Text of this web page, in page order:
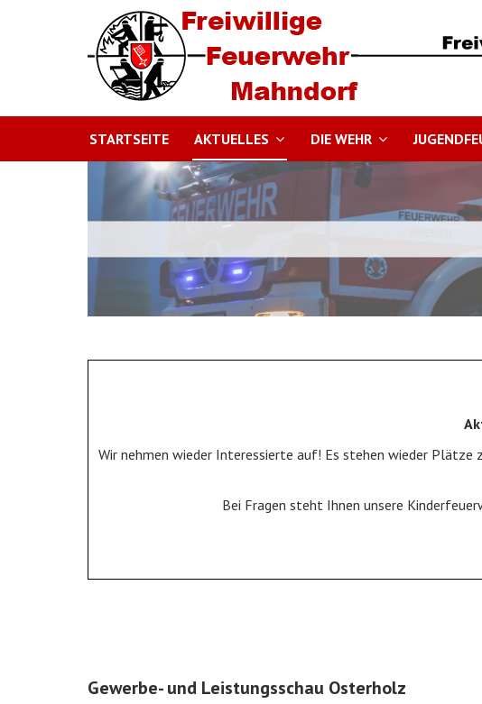
STARTSEITE AKTUELLES DIE WEHR
Wir nehmen wieder Interessierte auf! Es stehen wieder Plätze
Bei Fragen steht Ihnen unsere
Gewerbe- und Leistungsschau Osterholz